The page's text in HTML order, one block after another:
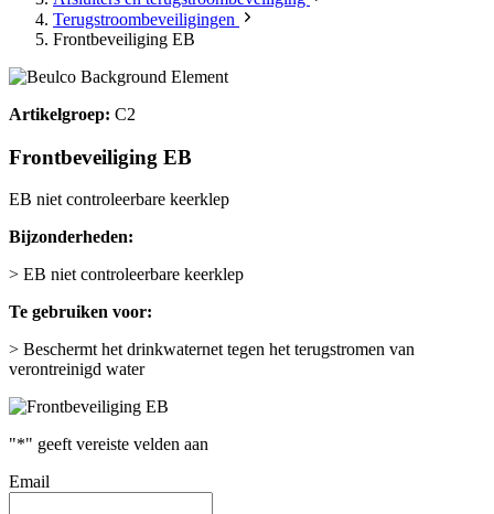
Terugstroombeveiligingen
Frontbeveiliging EB
Artikelgroep: C2
Frontbeveiliging EB
EB niet controleerbare keerklep
Bijzonderheden:
> EB niet controleerbare keerklep
Te gebruiken voor:
> Beschermt het drinkwaternet tegen het terugstromen van
verontreinigd water
"*" geeft vereiste velden aan
Email